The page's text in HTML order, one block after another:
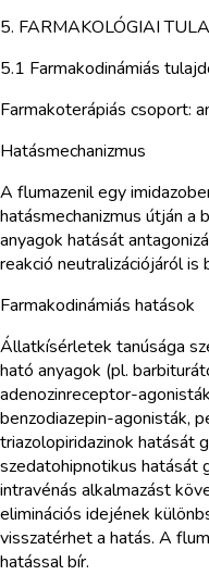
5. FARMAKOLÓGIAI
5.1 Farmakodinámiás
Farmakoterápiás csoport:
Hatásmechanizmus
A flumazenil egy
hatásmechanizmus útján a
anyagok hatását
reakció neutralizációjáról is
Farmakodinámiás hatások
Állatkísérletek tanúsága
ható anyagok (pl.
adenozinreceptor-
benzodiazepin-agonisták,
triazolopiridazinok hatását
szedatohipnotikus hatását
intravénás alkalmazást
eliminációs idejének
visszatérhet a hatás. A
hatással bír.